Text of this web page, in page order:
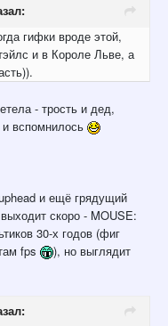
гифки вроде этой,
и в Короле Льве, а
- трость и дед,
вспомнилось
и ещё грядущий
скоро - MOUSE:
30-х годов (фиг
fps
), но выглядит